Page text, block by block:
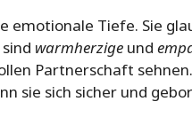
emotionale Tiefe. Sie
warmherzige und
Partnerschaft
sie sich sicher und